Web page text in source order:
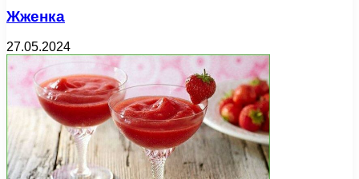
Жженка
27.05.2024